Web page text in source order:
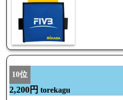
10位
2,200円 torekagu